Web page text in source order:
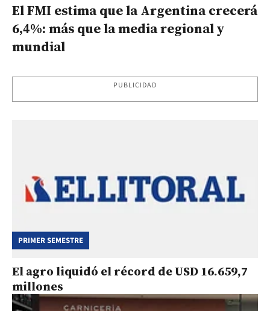
El FMI estima que la Argentina crecerá
6,4%: más que la media regional y
mundial
PUBLICIDAD
PRIMER SEMESTRE
El agro liquidó el récord de USD 16.659,7
millones